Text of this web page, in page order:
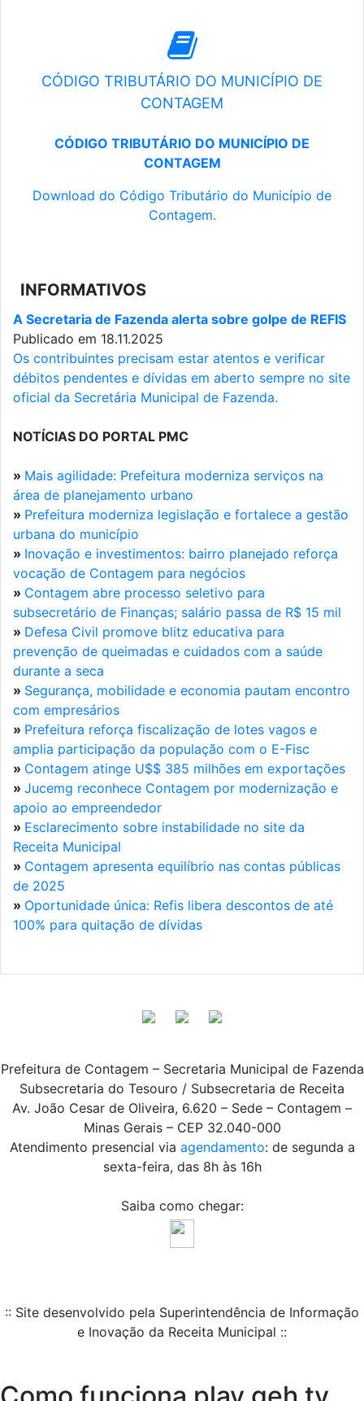
CÓDIGO TRIBUTÁRIO DO MUNICÍPIO DE
CONTAGEM
CÓDIGO TRIBUTÁRIO DO MUNICÍPIO DE
CONTAGEM
Download do Código Tributário do Município de
Contagem.
INFORMATIVOS
A Secretaria de Fazenda alerta sobre golpe de REFIS
Publicado em 18.11.2025
Os contribuintes precisam estar atentos e verificar
débitos pendentes e dívidas em aberto sempre no site
oficial da Secretária Municipal de Fazenda.
NOTÍCIAS DO PORTAL PMC
» Mais agilidade: Prefeitura moderniza serviços na
área de planejamento urbano
» Prefeitura moderniza legislação e fortalece a gestão
urbana do município
» Inovação e investimentos: bairro planejado reforça
vocação de Contagem para negócios
» Contagem abre processo seletivo para
subsecretário de Finanças; salário passa de R$ 15 mil
» Defesa Civil promove blitz educativa para
prevenção de queimadas e cuidados com a saúde
durante a seca
» Segurança, mobilidade e economia pautam encontro
com empresários
» Prefeitura reforça fiscalização de lotes vagos e
amplia participação da população com o E-Fisc
» Contagem atinge U$$ 385 milhões em exportações
» Jucemg reconhece Contagem por modernização e
apoio ao empreendedor
» Esclarecimento sobre instabilidade no site da
Receita Municipal
» Contagem apresenta equilíbrio nas contas públicas
de 2025
» Oportunidade única: Refis libera descontos de até
100% para quitação de dívidas
Prefeitura de Contagem – Secretaria Municipal de Fazenda
Subsecretaria do Tesouro / Subsecretaria de Receita
Av. João Cesar de Oliveira, 6.620 – Sede – Contagem –
Minas Gerais – CEP 32.040-000
Atendimento presencial via agendamento: de segunda a
sexta-feira, das 8h às 16h
Saiba como chegar:
:: Site desenvolvido pela Superintendência de Informação
e Inovação da Receita Municipal ::